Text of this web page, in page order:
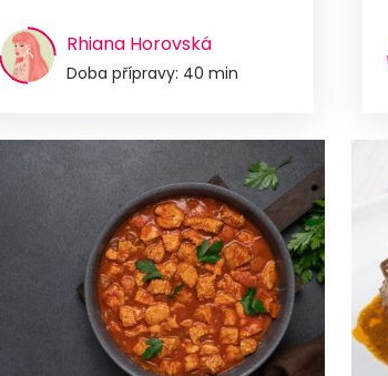
Rhiana Horovská
Doba přípravy: 40 min